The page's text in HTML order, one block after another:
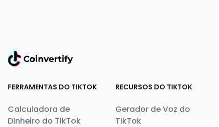
FERRAMENTAS DO TIKTOK
Calculadora de
Dinheiro do TikTok
RECURSOS DO TIKTOK
Gerador de Voz do
TikTok